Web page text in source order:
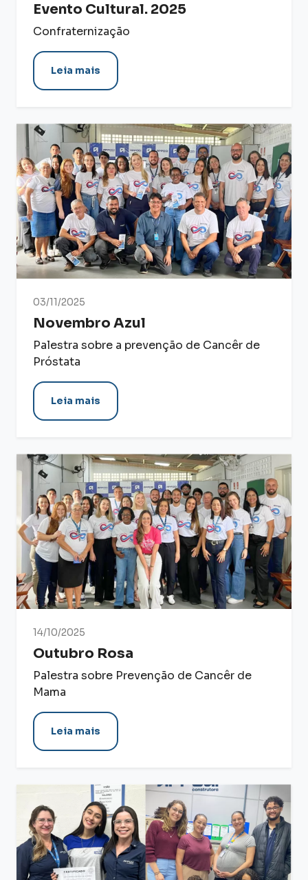
Evento Cultural. 2025
Confraternização
Leia mais
03/11/2025
Novembro Azul
Palestra sobre a prevenção de Cancêr de
Próstata
Leia mais
14/10/2025
Outubro Rosa
Palestra sobre Prevenção de Cancêr de
Mama
Leia mais